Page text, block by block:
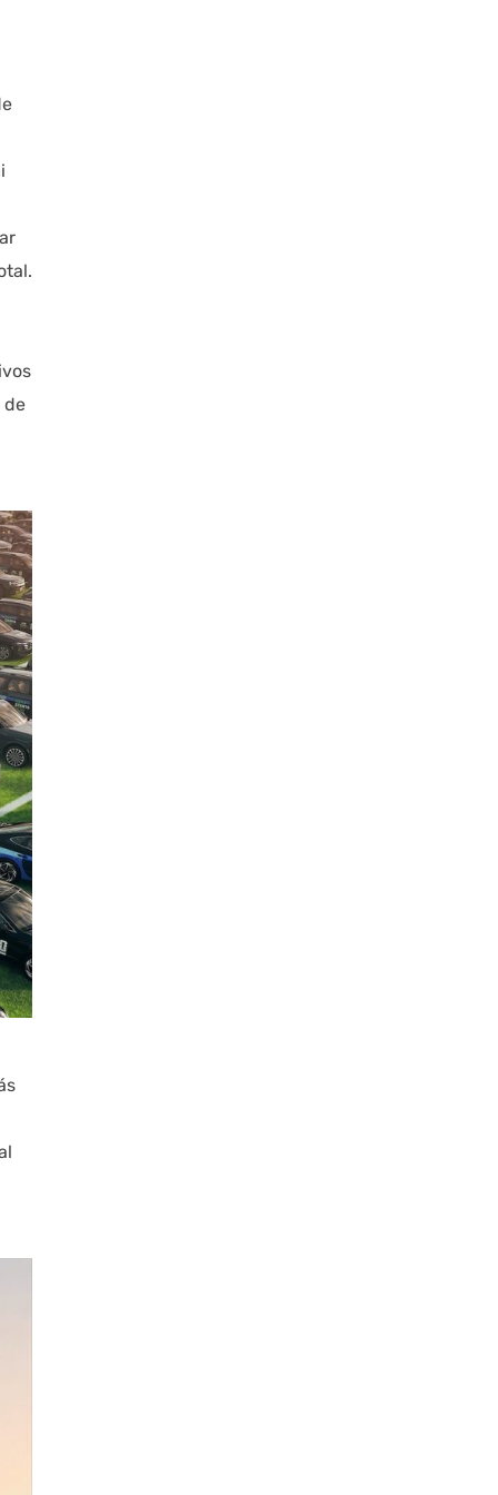
de